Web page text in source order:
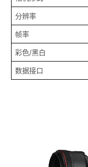
分辨率
帧率
彩色/黑白
数据接口